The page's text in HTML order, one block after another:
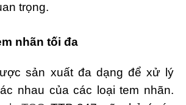
trọng.
nhãn tối đa
sản xuất đa dạng để xử lý
nhau của các loại tem nhãn.